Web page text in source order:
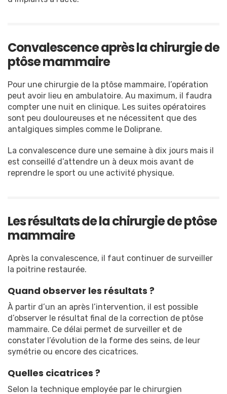
Convalescence après la chirurgie de
ptôse mammaire
Pour une chirurgie de la ptôse mammaire, l’opération
peut avoir lieu en ambulatoire. Au maximum, il faudra
compter une nuit en clinique. Les suites opératoires
sont peu douloureuses et ne nécessitent que des
antalgiques simples comme le Doliprane.
La convalescence dure une semaine à dix jours mais il
est conseillé d’attendre un à deux mois avant de
reprendre le sport ou une activité physique.
Les résultats de la chirurgie de ptôse
mammaire
Après la convalescence, il faut continuer de surveiller
la poitrine restaurée.
Quand observer les résultats ?
À partir d’un an après l’intervention, il est possible
d’observer le résultat final de la correction de ptôse
mammaire. Ce délai permet de surveiller et de
constater l’évolution de la forme des seins, de leur
symétrie ou encore des cicatrices.
Quelles cicatrices ?
Selon la technique employée par le chirurgien